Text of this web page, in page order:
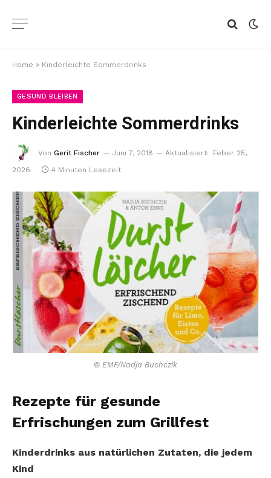
Home » Kinderleichte Sommerdrinks
GESUND BLEIBEN
Kinderleichte Sommerdrinks
Von Gerit Fischer Juni 7, 2018 Aktualisiert:
Feber 25,
2026
4 Minuten Lesezeit
© EMF/Nadja Buchczik
Rezepte für gesunde
Erfrischungen zum Grillfest
Kinderdrinks aus natürlichen Zutaten, die jedem
Kind